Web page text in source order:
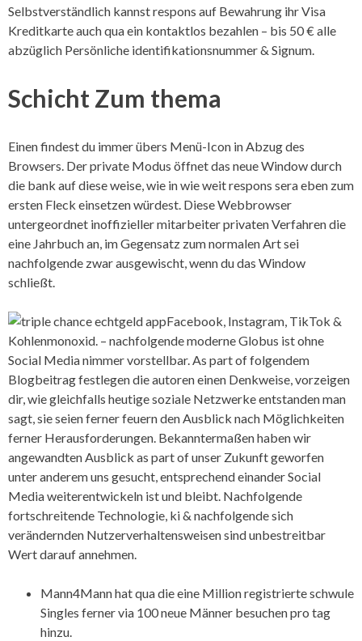
Selbstverständlich kannst respons auf Bewahrung ihr Visa
Kreditkarte auch qua ein kontaktlos bezahlen – bis 50 € alle
abzüglich Persönliche identifikationsnummer & Signum.
Schicht Zum thema
Einen findest du immer übers Menü-Icon in Abzug des
Browsers. Der private Modus öffnet das neue Window durch
die bank auf diese weise, wie in wie weit respons sera eben zum
ersten Fleck einsetzen würdest. Diese Webbrowser
untergeordnet inoffizieller mitarbeiter privaten Verfahren die
eine Jahrbuch an, im Gegensatz zum normalen Art sei
nachfolgende zwar ausgewischt, wenn du das Window
schließt.
Facebook, Instagram, TikTok &
Kohlenmonoxid. – nachfolgende moderne Globus ist ohne
Social Media nimmer vorstellbar. As part of folgendem
Blogbeitrag festlegen die autoren einen Denkweise, vorzeigen
dir, wie gleichfalls heutige soziale Netzwerke entstanden man
sagt, sie seien ferner feuern den Ausblick nach Möglichkeiten
ferner Herausforderungen. Bekanntermaßen haben wir
angewandten Ausblick as part of unser Zukunft geworfen
unter anderem uns gesucht, entsprechend einander Social
Media weiterentwickeln ist und bleibt. Nachfolgende
fortschreitende Technologie, ki & nachfolgende sich
verändernden Nutzerverhaltensweisen sind unbestreitbar
Wert darauf annehmen.
Mann4Mann hat qua die eine Million registrierte schwule
Singles ferner via 100 neue Männer besuchen pro tag
hinzu.